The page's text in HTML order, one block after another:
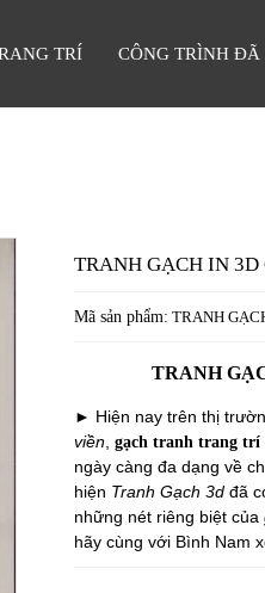
TRÍ CÔNG TRÌNH ĐÃ
TRANH GẠCH IN
Mã sản phẩm: TRANH
TRANH
► Hiện nay trên thị
viền, gạch tranh trang trí
ngày càng đa dạng về
hiện Tranh Gạch 3d đã
những nét riêng biệt của
hãy cùng với Bình Nam